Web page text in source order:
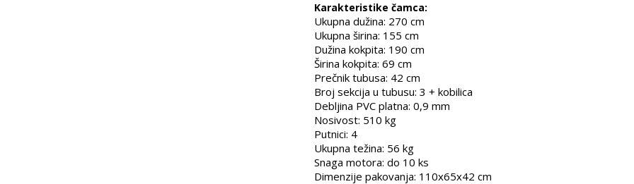
Karakteristike čamca:
Ukupna dužina: 270 cm
Ukupna širina: 155 cm
Dužina kokpita: 190 cm
Širina kokpita: 69 cm
Prečnik tubusa: 42 cm
Broj sekcija u tubusu: 3 + kobilica
Debljina PVC platna: 0,9 mm
Nosivost: 510 kg
Putnici: 4
Ukupna težina: 56 kg
Snaga motora: do 10 ks
Dimenzije pakovanja: 110x65x42 cm